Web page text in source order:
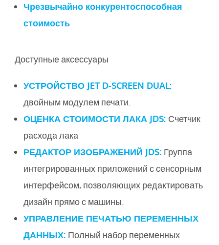
Чрезвычайно конкурентоспособная
стоимость
Доступные аксессуары
УСТРОЙСТВО JET D-SCREEN DUAL:
двойным модулем печати.
ОЦЕНКА СТОИМОСТИ ЛАКА JDS: Счетчик
расхода лака
РЕДАКТОР ИЗОБРАЖЕНИЙ JDS: Группа
интегрированных приложений с сенсорным
интерфейсом, позволяющих редактировать
дизайн прямо с машины.
УПРАВЛЕНИЕ ПЕЧАТЬЮ ПЕРЕМЕННЫХ
ДАННЫХ: Полный набор переменных